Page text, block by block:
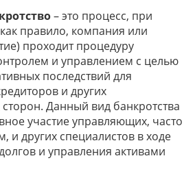
– это процесс, при
правило, компания или
проходит процедуру
и управлением с целью
последствий для
и других
Данный вид банкротства
участие управляющих, часто
и других специалистов в ходе
и управления активами